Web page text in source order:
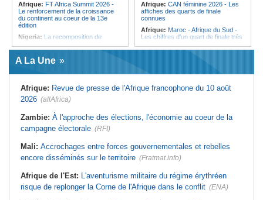
Afrique: FT Africa Summit 2026 -
Le renforcement de la croissance
du continent au coeur de la 13e
édition
Nigeria: La recomposition de
durcissement électoral
Afrique de l'Ouest:
pour le secteur agricole
Mali:La Biennale sportive fait son
retour après 36 ans d'interruption
armes légères - L'ONU tire la
sonnette d'alarme
Guinée:Nouvelle coupure des
2023
Burkina Faso:10e Cérémonial
Sankara
Afrique: CAN féminine 2026 - Les
affiches des quarts de finale
connues
Afrique: Maroc - Afrique du Sud -
Les chiffres d'un quart de finale très
l'avant »
Afrique:Les statistiques clés avant
Afrique:
Le Maroc et l'Afrique du
Sud se retrouvent quatre ans après
duel de contrastes
Afrique:AfroBasket U18 - Le
quart
A La Une
Afrique: Revue de presse de l'Afrique francophone du 10 août
2026 (allAfrica)
Zambie: À l'approche des élections, l'économie au coeur de la
campagne électorale (RFI)
Mali: Accrochages entre forces gouvernementales et rebelles
encore disséminés sur le territoire (Fratmat.info)
Afrique de l'Est: L'aventurisme militaire du régime érythréen
risque de replonger la Corne de l'Afrique dans le conflit (ENA)